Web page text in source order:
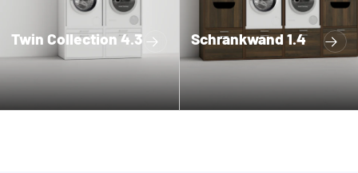
Twin Collection 4.3 Schrankwand 1.4